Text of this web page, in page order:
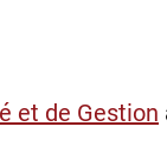
et de Gestion